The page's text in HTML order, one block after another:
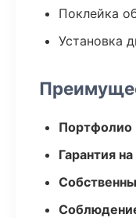
Поклейка
Установка
Портфолио
Гарантия